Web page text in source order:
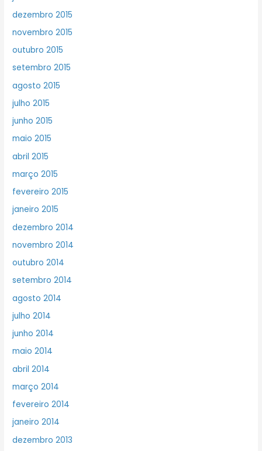
dezembro 2015
novembro 2015
outubro 2015
setembro 2015
agosto 2015
julho 2015
junho 2015
maio 2015
abril 2015
março 2015
fevereiro 2015
janeiro 2015
dezembro 2014
novembro 2014
outubro 2014
setembro 2014
agosto 2014
julho 2014
junho 2014
maio 2014
abril 2014
março 2014
fevereiro 2014
janeiro 2014
dezembro 2013